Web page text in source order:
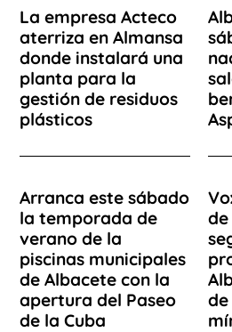
La empresa Acteco
aterriza en Almansa
donde instalará una
planta para la
gestión de residuos
plásticos
Arranca este sábado
la temporada de
verano de la
piscinas municipales
de Albacete con la
apertura del Paseo
de la Cuba